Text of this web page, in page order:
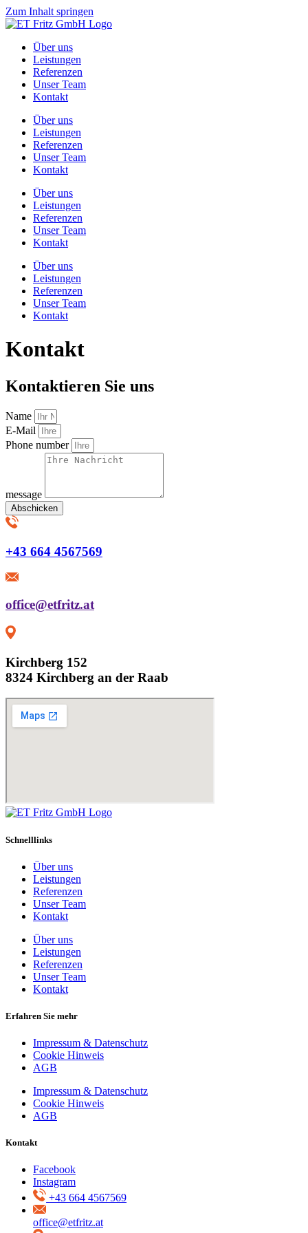
Zum Inhalt springen
Über uns
Leistungen
Referenzen
Unser Team
Kontakt
Über uns
Leistungen
Referenzen
Unser Team
Kontakt
Über uns
Leistungen
Referenzen
Unser Team
Kontakt
Über uns
Leistungen
Referenzen
Unser Team
Kontakt
Kontakt
Kontaktieren Sie uns
Name
E-Mail
Phone number
message
Abschicken
+43 664 4567569
office@etfritz.at
Kirchberg 152
8324 Kirchberg an der Raab
Schnelllinks
Über uns
Leistungen
Referenzen
Unser Team
Kontakt
Über uns
Leistungen
Referenzen
Unser Team
Kontakt
Erfahren Sie mehr
Impressum & Datenschutz
Cookie Hinweis
AGB
Impressum & Datenschutz
Cookie Hinweis
AGB
Kontakt
Facebook
Instagram
+43 664 4567569
office@etfritz.at